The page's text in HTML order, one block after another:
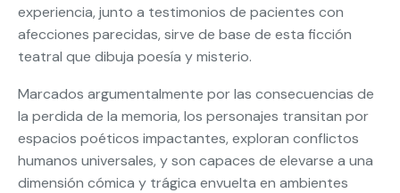
experiencia, junto a testimonios de pacientes con
afecciones parecidas, sirve de base de esta ficción
teatral que dibuja poesía y misterio.
Marcados argumentalmente por las consecuencias de
la perdida de la memoria, los personajes transitan por
espacios poéticos impactantes, exploran conflictos
humanos universales, y son capaces de elevarse a una
dimensión cómica y trágica envuelta en ambientes